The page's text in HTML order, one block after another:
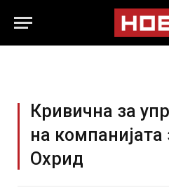
Кривична за
на компанијата
Охрид